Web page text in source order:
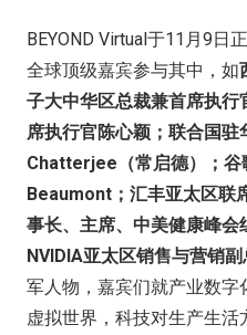
BEYOND Virtual于11月9日
全球顶级嘉宾参与其中，如
子大中华区总裁兼首席执
席执行官陈心颖；联合国
Chatterjee（常启德）；
Beaumont；汇丰亚太区联
事长、主席、中美健康峰会
NVIDIA亚太区销售与营销
军人物，嘉宾们就产业数字
虚拟世界，科技对生产生